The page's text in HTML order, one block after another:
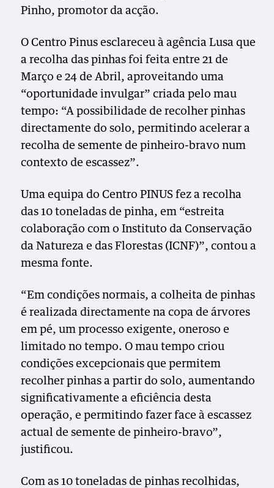
Pinho, promotor da acção.
O Centro Pinus esclareceu à agência Lusa que
a recolha das pinhas foi feita entre 21 de
Março e 24 de Abril, aproveitando uma
“oportunidade invulgar” criada pelo mau
tempo: “A possibilidade de recolher pinhas
directamente do solo, permitindo acelerar a
recolha de semente de pinheiro-bravo num
contexto de escassez”.
Uma equipa do Centro PINUS fez a recolha
das 10 toneladas de pinha, em “estreita
colaboração com o Instituto da Conservação
da Natureza e das Florestas (ICNF)”, contou a
mesma fonte.
“Em condições normais, a colheita de pinhas
é realizada directamente na copa de árvores
em pé, um processo exigente, oneroso e
limitado no tempo. O mau tempo criou
condições excepcionais que permitem
recolher pinhas a partir do solo, aumentando
significativamente a eficiência desta
operação, e permitindo fazer face à escassez
actual de semente de pinheiro-bravo”,
justificou.
Com as 10 toneladas de pinhas recolhidas,